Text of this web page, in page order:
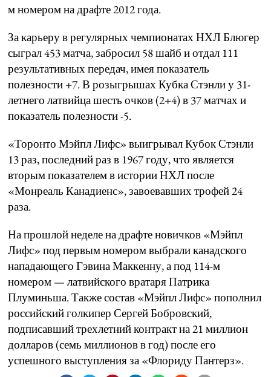
м номером на драфте 2012 года.
За карьеру в регулярных чемпионатах НХЛ Блюгер
сыграл 453 матча, забросил 58 шайб и отдал 111
результативных передач, имея показатель
полезности +7. В розыгрышах Кубка Стэнли у 31-
летнего латвийца шесть очков (2+4) в 37 матчах и
показатель полезности -5.
«Торонто Мэйпл Лифс» выигрывал Кубок Стэнли
13 раз, последний раз в 1967 году, что является
вторым показателем в истории НХЛ после
«Монреаль Канадиенс», завоевавших трофей 24
раза.
На прошлой неделе на драфте новичков «Мэйпл
Лифс» под первым номером выбрали канадского
нападающего Гэвина Маккенну, а под 114-м
номером — латвийского вратаря Патрика
Плуминьша. Также состав «Мэйпл Лифс» пополнил
российский голкипер Сергей Бобровский,
подписавший трехлетний контракт на 21 миллион
долларов (семь миллионов в год) после его
успешного выступления за «Флориду Пантерз».